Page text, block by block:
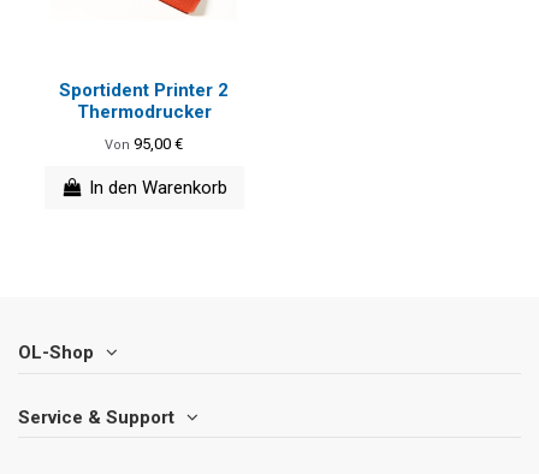
Sportident Printer 2
Thermodrucker
Von95,00 €
In den Warenkorb
OL-Shop
Service & Support